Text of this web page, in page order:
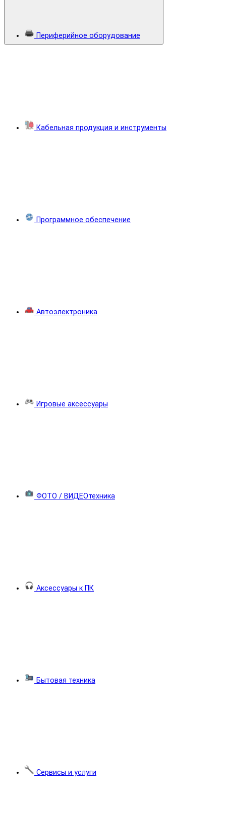
Периферийное оборудование
Кабельная продукция и инструменты
Программное обеспечение
Автоэлектроника
Игровые аксессуары
ФОТО / ВИДЕОтехника
Аксессуары к ПК
Бытовая техника
Сервисы и услуги